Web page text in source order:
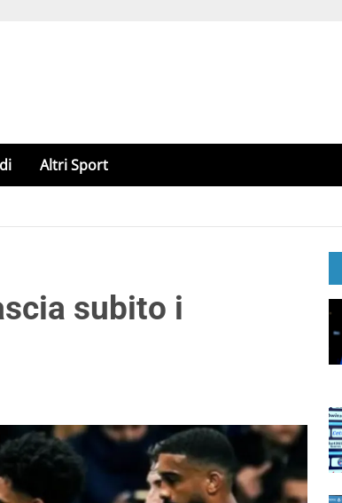
Altri Sport
subito i